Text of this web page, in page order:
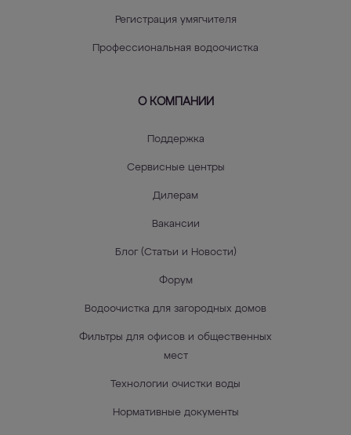
Регистрация умягчителя
Профессиональная водоочистка
О КОМПАНИИ
Поддержка
Сервисные центры
Дилерам
Вакансии
Блог (Статьи и Новости)
Форум
Водоочистка для загородных домов
Фильтры для офисов и общественных
мест
Технологии очистки воды
Нормативные документы